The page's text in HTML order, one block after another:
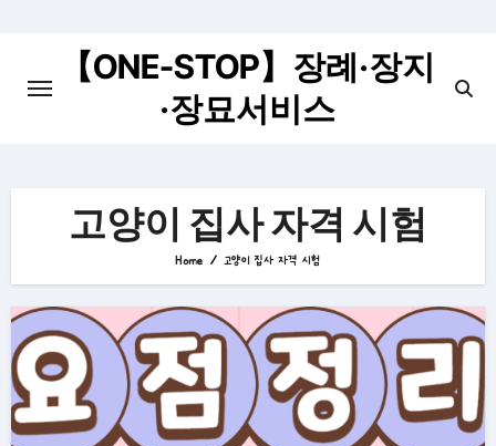
【ONE-STOP】장례·장지
·장묘서비스
고양이 집사 자격 시험
Home 고양이 집사 자격 시험